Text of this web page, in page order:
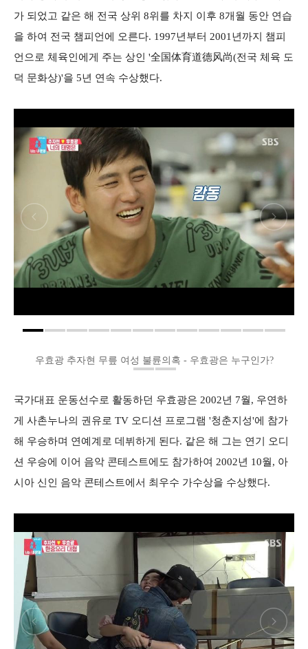
가 되었고 같은 해 전국 상위 8위를 차지 이후 8개월 동안 연습
을 하여 전국 챔피언에 오른다. 1997년부터 2001년까지 챔피
언으로 체육인에게 주는 상인 '全国体育道德风尚(전국 체육 도
덕 문화상)'을 5년 연속 수상했다.
우효광 추자현 무릎 여성 불륜의혹 - 우효광은 누구인가?
국가대표 운동선수로 활동하던 우효광은 2002년 7월, 우연하
게 사촌누나의 권유로 TV 오디션 프로그램 '청춘지성'에 참가
해 우승하며 연예계로 데뷔하게 된다. 같은 해 그는 연기 오디
션 우승에 이어 음악 콘테스트에도 참가하여 2002년 10월, 아
시아 신인 음악 콘테스트에서 최우수 가수상을 수상했다.